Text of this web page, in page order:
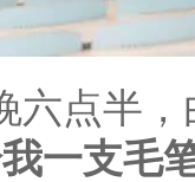
六点半
一支毛